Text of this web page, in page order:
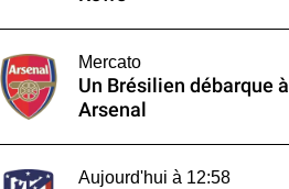
Mercato
Un Brésilien débarque à
Arsenal
Aujourd'hui à 12:58